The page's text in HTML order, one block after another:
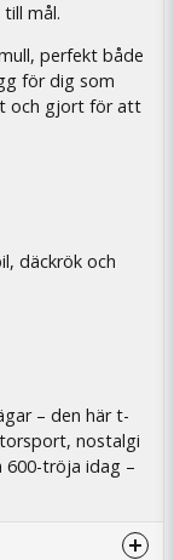
mål.
perfekt både
för dig som
och gjort för att
däckrök och
– den här t-
nostalgi
600-tröja idag –